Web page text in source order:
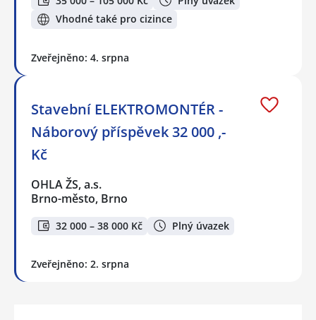
Vhodné také pro cizince
Zveřejněno: 4. srpna
Stavební ELEKTROMONTÉR -
Náborový příspěvek 32 000 ,-
Kč
OHLA ŽS, a.s.
Brno-město, Brno
32 000 – 38 000 Kč Plný úvazek
Zveřejněno: 2. srpna